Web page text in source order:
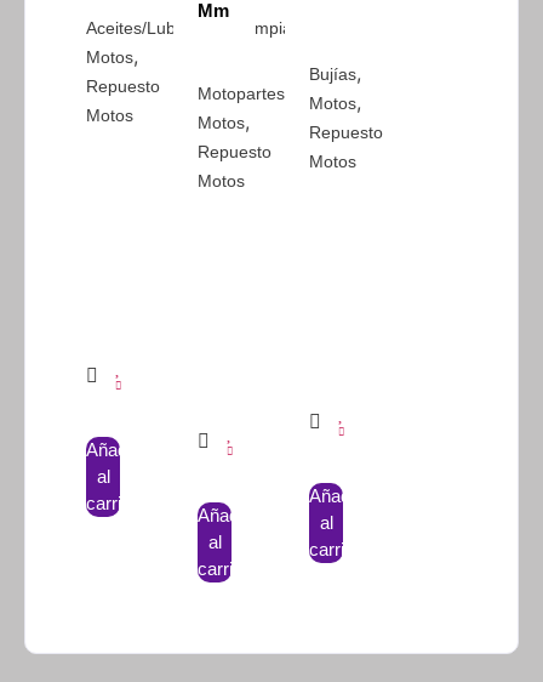
Aceites/Lubricantes/Limpiador
Motos,
Repuesto
Motos
Añadir
al
carrito
Mm
Motopartes
Motos,
Repuesto
Motos
Añadir
al
carrito
Bujías,
Motos,
Repuesto
Motos
Añadir
al
carrito